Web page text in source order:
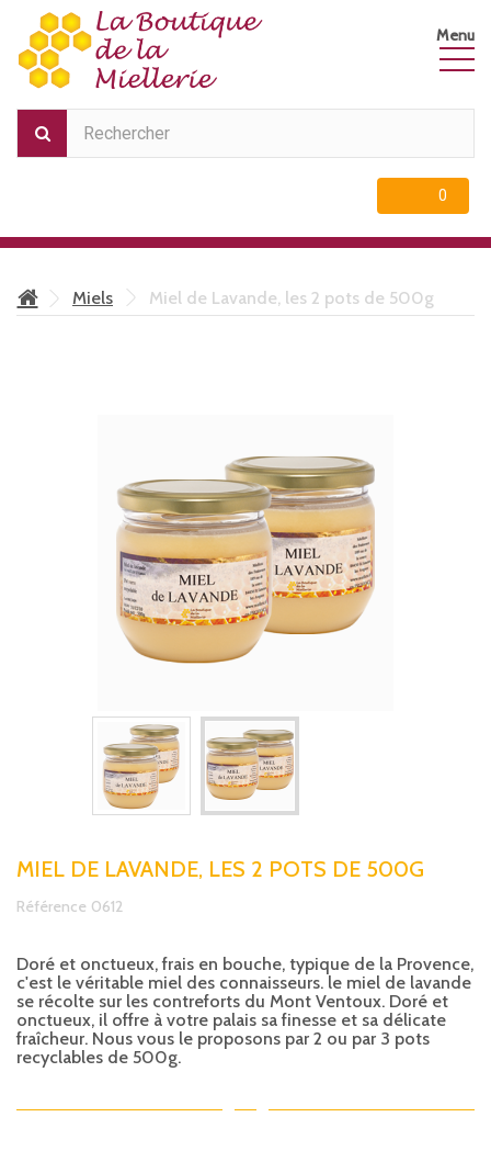
0
Menu
Miels Miel de Lavande, les 2 pots de 500g
MIEL DE LAVANDE, LES 2 POTS DE 500G
Référence 0612
Doré et onctueux, frais en bouche, typique de la Provence,
c'est le véritable miel des connaisseurs. le miel de lavande
se récolte sur les contreforts du Mont Ventoux. Doré et
onctueux, il offre à votre palais sa finesse et sa délicate
fraîcheur. Nous vous le proposons par 2 ou par 3 pots
recyclables de 500g.